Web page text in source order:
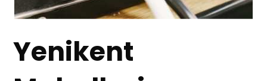
Yenikent